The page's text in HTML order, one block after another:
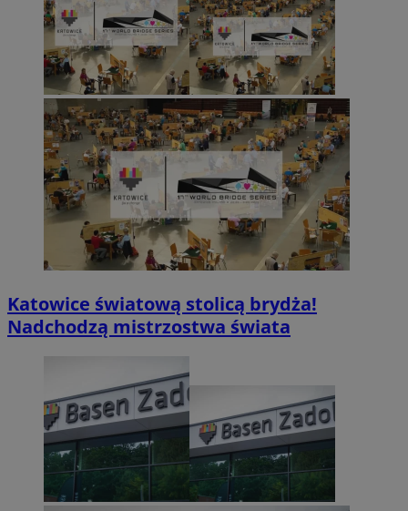
Katowice światową stolicą brydża!
Nadchodzą mistrzostwa świata